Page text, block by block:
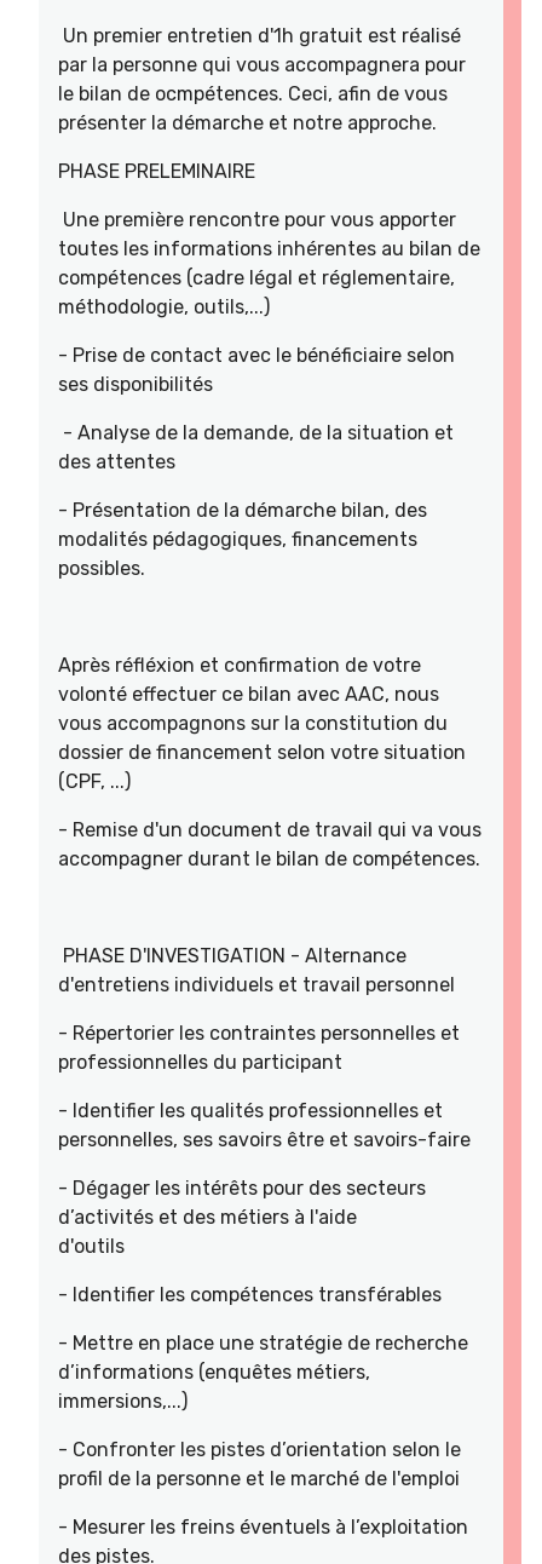
Un premier entretien d'1h gratuit est réalisé
par la personne qui vous accompagnera pour
le bilan de ocmpétences. Ceci, afin de vous
présenter la démarche et notre approche.
PHASE PRELEMINAIRE
Une première rencontre pour vous apporter
toutes les informations inhérentes au bilan de
compétences (cadre légal et réglementaire,
méthodologie, outils,...)
- Prise de contact avec le bénéficiaire selon
ses disponibilités
- Analyse de la demande, de la situation et
des attentes
- Présentation de la démarche bilan, des
modalités pédagogiques, financements
possibles.
Après réfléxion et confirmation de votre
volonté effectuer ce bilan avec AAC, nous
vous accompagnons sur la constitution du
dossier de financement selon votre situation
(CPF, ...)
- Remise d'un document de travail qui va vous
accompagner durant le bilan de compétences.
PHASE D'INVESTIGATION - Alternance
d'entretiens individuels et travail personnel
- Répertorier les contraintes personnelles et
professionnelles du participant
- Identifier les qualités professionnelles et
personnelles, ses savoirs être et savoirs-faire
- Dégager les intérêts pour des secteurs
d’activités et des métiers à l'aide
d'outils
- Identifier les compétences transférables
- Mettre en place une stratégie de recherche
d’informations (enquêtes métiers,
immersions,...)
- Confronter les pistes d’orientation selon le
profil de la personne et le marché de l'emploi
- Mesurer les freins éventuels à l’exploitation
des pistes.